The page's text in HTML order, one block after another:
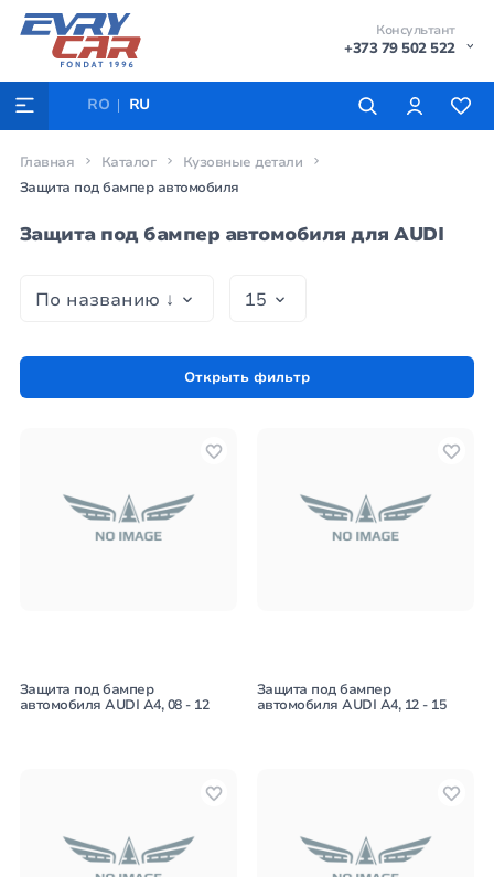
Консультант
+373 79 502 522
RO RU
Главная Каталог
Кузовные детали
Защита под бампер автомобиля
Защита под бампер автомобиля для AUDI
Открыть фильтр
Защита под бампер
автомобиля AUDI A4, 08 - 12
Защита под бампер
автомобиля AUDI A4, 12 - 15